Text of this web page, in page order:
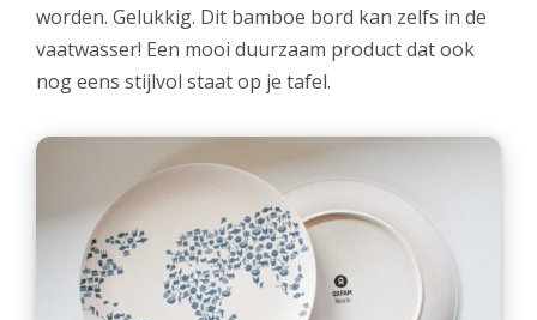
worden. Gelukkig. Dit bamboe bord kan zelfs in de
vaatwasser! Een mooi duurzaam product dat ook
nog eens stijlvol staat op je tafel.